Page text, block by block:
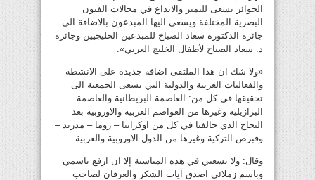
الجوائز تسعى للتميز والابداع في مجالات الفنون
البصرية المختلفة ويسعى اليها المبدعون بالاضافة الى
جائزة الدكتورة سعاد الصباح للمبدعين الخليجيين وجائزة
د. سعاد الصباح لأطفال الخليج العربي».
«ولا شك ان هذا الملتقى اضافة جديدة على الانشطة
والفعاليات العربية والدولية التي تسعى الجمعية الى
تحقيقها في كل من: العاصمة البريطانية والعاصمة
البرازيلية وغيرها من العواصم العربية والاوروبية بعد
النجاح الذي حالفنا في كل من اوكرانيا – روما – مدريد –
وقبرص التركية وغيرها من الدول الاوروبية والعربية.
وقال: ولا يسعني في هذه المناسبة إلا ان ارفع باسمي
وباسم زملائي اصدق آيات الشكر والعرفان لصاحب